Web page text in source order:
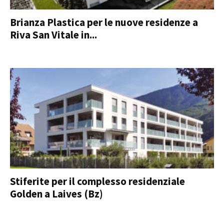
Brianza Plastica per le nuove residenze a
Riva San Vitale in...
Stiferite per il complesso residenziale
Golden a Laives (Bz)